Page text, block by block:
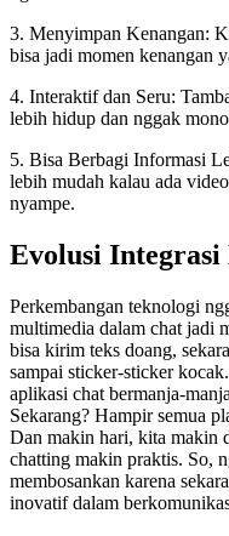
3. Menyimpan Kenangan:
bisa jadi momen kenangan
4. Interaktif dan Seru:
lebih hidup dan nggak
5. Bisa Berbagi Informasi
lebih mudah kalau ada
nyampe.
Evolusi
Perkembangan teknologi
multimedia dalam chat jadi
bisa kirim teks doang,
sampai sticker-sticker
aplikasi chat bermanja-
Sekarang? Hampir semua
Dan makin hari, kita makin
chatting makin praktis. So,
membosankan karena
inovatif dalam